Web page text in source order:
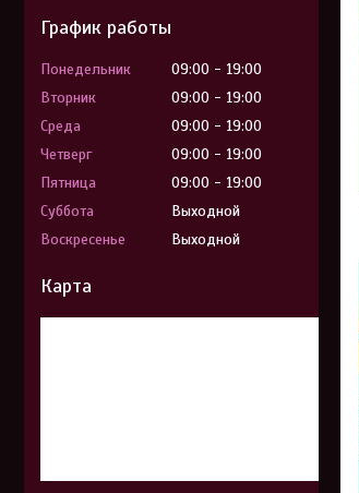
График работы
Понедельник 09:00
19:00
Вторник
09:00
19:00
Среда
09:00
19:00
Четверг
09:00
19:00
Пятница
09:00
19:00
Суббота
Выходной
Воскресенье
Выходной
Карта